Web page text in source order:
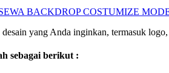
yang Anda inginkan, termasuk
sebagai berikut :